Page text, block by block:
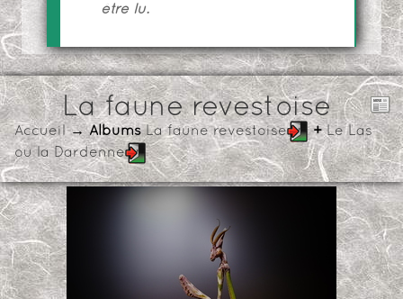
être lu.
La faune revestoise
Accueil→ AlbumsLa faune revestoise +Le Las
ou la Dardenne